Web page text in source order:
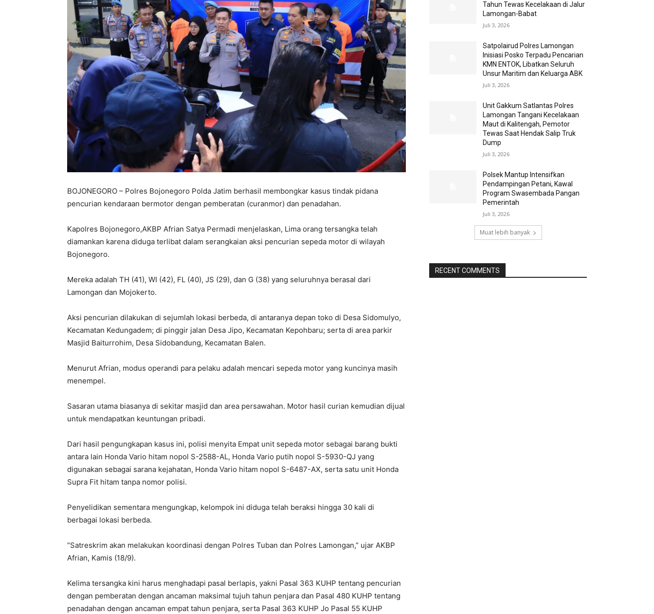
BOJONEGORO – Polres Bojonegoro Polda Jatim berhasil membongkar kasus tindak pidana
pencurian kendaraan bermotor dengan pemberatan (curanmor) dan penadahan.
Kapolres Bojonegoro,AKBP Afrian Satya Permadi menjelaskan, Lima orang tersangka telah
diamankan karena diduga terlibat dalam serangkaian aksi pencurian sepeda motor di wilayah
Bojonegoro.
Mereka adalah TH (41), WI (42), FL (40), JS (29), dan G (38) yang seluruhnya berasal dari
Lamongan dan Mojokerto.
Aksi pencurian dilakukan di sejumlah lokasi berbeda, di antaranya depan toko di Desa Sidomulyo,
Kecamatan Kedungadem; di pinggir jalan Desa Jipo, Kecamatan Kepohbaru; serta di area parkir
Masjid Baiturrohim, Desa Sidobandung, Kecamatan Balen.
Menurut Afrian, modus operandi para pelaku adalah mencari sepeda motor yang kuncinya masih
menempel.
Sasaran utama biasanya di sekitar masjid dan area persawahan. Motor hasil curian kemudian dijual
untuk mendapatkan keuntungan pribadi.
Dari hasil pengungkapan kasus ini, polisi menyita Empat unit sepeda motor sebagai barang bukti
antara lain Honda Vario hitam nopol S-2588-AL, Honda Vario putih nopol S-5930-QJ yang
digunakan sebagai sarana kejahatan, Honda Vario hitam nopol S-6487-AX, serta satu unit Honda
Supra Fit hitam tanpa nomor polisi.
Penyelidikan sementara mengungkap, kelompok ini diduga telah beraksi hingga 30 kali di
berbagai lokasi berbeda.
“Satreskrim akan melakukan koordinasi dengan Polres Tuban dan Polres Lamongan,” ujar AKBP
Afrian, Kamis (18/9).
Kelima tersangka kini harus menghadapi pasal berlapis, yakni Pasal 363 KUHP tentang pencurian
dengan pemberatan dengan ancaman maksimal tujuh tahun penjara dan Pasal 480 KUHP tentang
penadahan dengan ancaman empat tahun penjara, serta Pasal 363 KUHP Jo Pasal 55 KUHP
Tahun Tewas Kecelakaan di Jalur
Lamongan-Babat
Juli 3, 2026
Satpolairud Polres Lamongan
Inisiasi Posko Terpadu Pencarian
KMN ENTOK, Libatkan Seluruh
Unsur Maritim dan Keluarga ABK
Juli 3, 2026
Unit Gakkum Satlantas Polres
Lamongan Tangani Kecelakaan
Maut di Kalitengah, Pemotor
Tewas Saat Hendak Salip Truk
Dump
Juli 3, 2026
Polsek Mantup Intensifkan
Pendampingan Petani, Kawal
Program Swasembada Pangan
Pemerintah
Juli 3, 2026
Muat lebih banyak
RECENT COMMENTS